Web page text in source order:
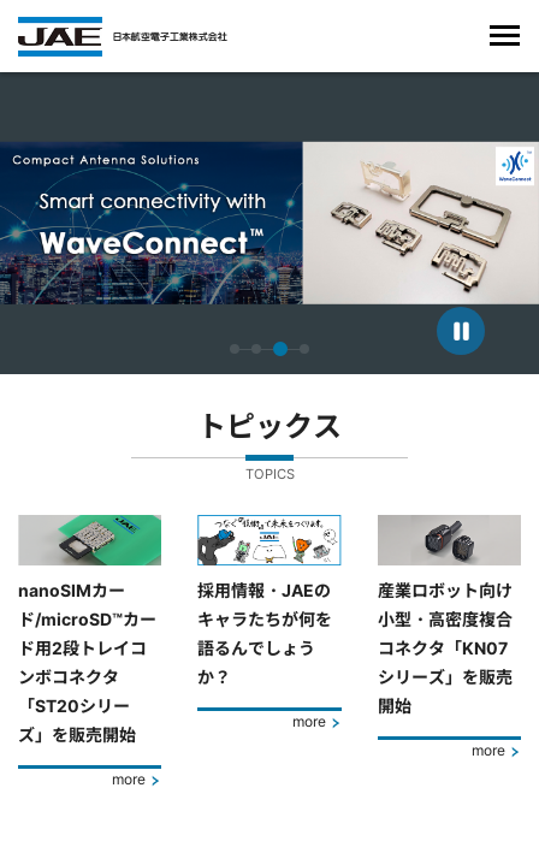
トピックス
TOPICS
nanoSIMカー
ド/microSD™カー
ド用2段トレイコ
ンボコネクタ
「ST20シリー
ズ」を販売開始
more
採用情報・JAEの
キャラたちが何を
語るんでしょう
か？
more
産業ロボット向け
小型・高密度複合
コネクタ「KN07
シリーズ」を販売
開始
more